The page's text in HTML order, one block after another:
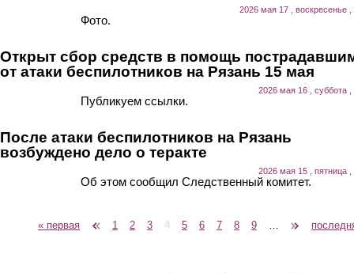
2026 мая 17 , воскресенье ,
Фото.
Открыт сбор средств в помощь
от атаки беспилотников на Рязань 15 мая
2026 мая 16 , суббота ,
Публикуем ссылки.
После атаки беспилотников на Рязань
возбуждено дело о теракте
2026 мая 15 , пятница ,
Об этом сообщил Следственный комитет.
Страницы
« первая 1 2 3 4 5 6 7 8 9